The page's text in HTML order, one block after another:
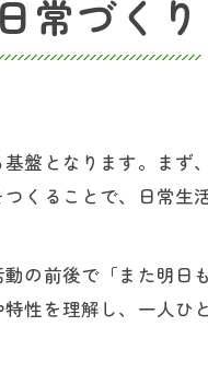
常づくり
盤となります。まず
くることで、日常生
の前後で「また明日
性を理解し、一人ひ